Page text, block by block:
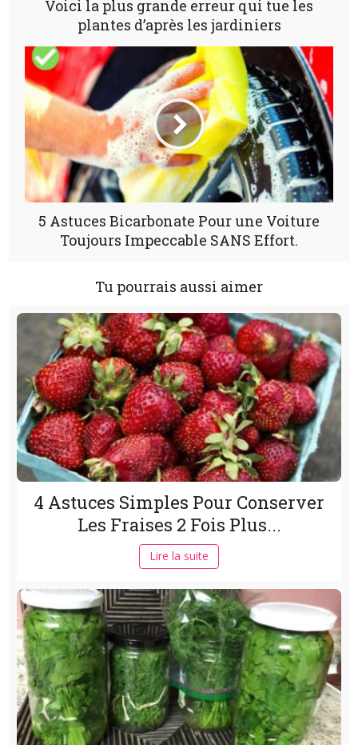
Voici la plus grande erreur qui tue les
plantes d’après les jardiniers
5 Astuces Bicarbonate Pour une Voiture
Toujours Impeccable SANS Effort.
Tu pourrais aussi aimer
4 Astuces Simples Pour Conserver
Les Fraises 2 Fois Plus...
Lire la suite